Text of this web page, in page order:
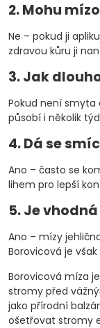
2. Mohu
Ne – pokud ji
zdravou kůru ji
3. Jak
Pokud není
působí i několik
4. Dá se
Ano – často se
lihem pro lepší
5. Je
Ano – mízy
Borovicová je
Borovicová míza
stromy před
jako přírodní
ošetřovat stromy